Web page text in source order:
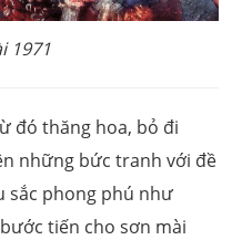
1971
đó thăng hoa, bỏ đi
những bức tranh với đề
sắc phong phú như
tiến cho sơn mài